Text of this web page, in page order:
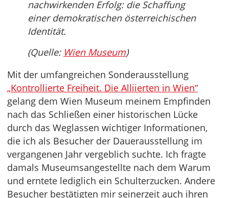
nachwirkenden Erfolg: die Schaffung
einer demokratischen österreichischen
Identität.
(Quelle: Wien Museum)
Mit der umfangreichen Sonderausstellung
„Kontrollierte Freiheit. Die Alliierten in Wien“
gelang dem Wien Museum meinem Empfinden
nach das Schließen einer historischen Lücke
durch das Weglassen wichtiger Informationen,
die ich als Besucher der Dauerausstellung im
vergangenen Jahr vergeblich suchte. Ich fragte
damals Museumsangestellte nach dem Warum
und erntete lediglich ein Schulterzucken. Andere
Besucher bestätigten mir seinerzeit auch ihren